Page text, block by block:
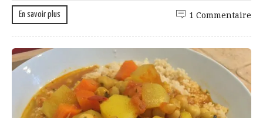
En savoir plus 1 Commentaire